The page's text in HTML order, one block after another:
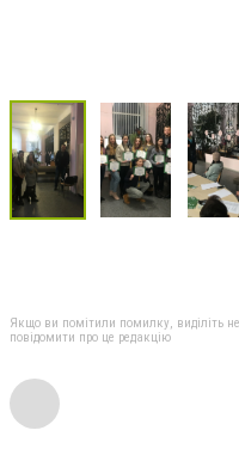
Якщо ви помітили помилку, виділіть
повідомити про це редакцію